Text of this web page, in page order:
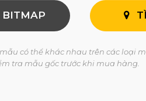
BITMAP
có thể khác nhau trên các loại
tra mẫu gốc trước khi mua hàng.